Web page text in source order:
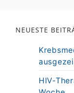
NEUESTE
HIV-